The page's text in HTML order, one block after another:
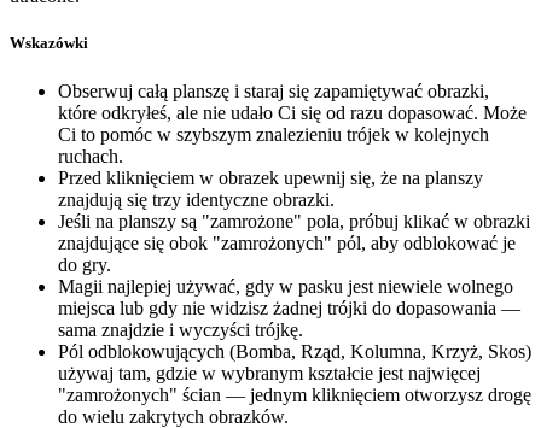
Wskazówki
Obserwuj całą planszę i staraj się zapamiętywać obrazki,
które odkryłeś, ale nie udało Ci się od razu dopasować. Może
Ci to pomóc w szybszym znalezieniu trójek w kolejnych
ruchach.
Przed kliknięciem w obrazek upewnij się, że na planszy
znajdują się trzy identyczne obrazki.
Jeśli na planszy są "zamrożone" pola, próbuj klikać w obrazki
znajdujące się obok "zamrożonych" pól, aby odblokować je
do gry.
Magii najlepiej używać, gdy w pasku jest niewiele wolnego
miejsca lub gdy nie widzisz żadnej trójki do dopasowania —
sama znajdzie i wyczyści trójkę.
Pól odblokowujących (Bomba, Rząd, Kolumna, Krzyż, Skos)
używaj tam, gdzie w wybranym kształcie jest najwięcej
"zamrożonych" ścian — jednym kliknięciem otworzysz drogę
do wielu zakrytych obrazków.